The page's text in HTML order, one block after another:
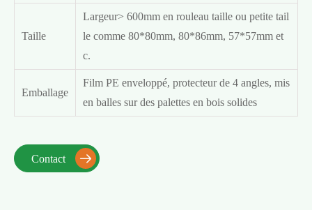
Taille
Largeur> 600mm en rouleau taille ou petite tail
le comme 80*80mm, 80*86mm, 57*57mm et
c.
Emballage
Film PE enveloppé, protecteur de 4 angles, mis
en balles sur des palettes en bois solides
Contact 